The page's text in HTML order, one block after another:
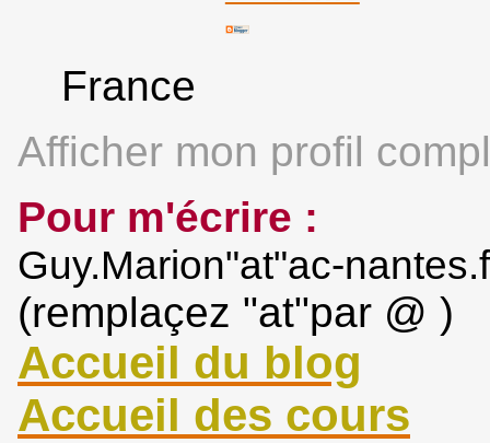
France
Afficher mon profil
Pour m'écrire :
Guy.Marion"at"ac-
(remplaçez "at"par @ )
Accueil du blog
Accueil des cours